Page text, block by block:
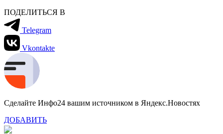
ПОДЕЛИТЬСЯ В
Telegram
Vkontakte
Сделайте Инфо24 вашим источником в Яндекс.Новостях
ДОБАВИТЬ